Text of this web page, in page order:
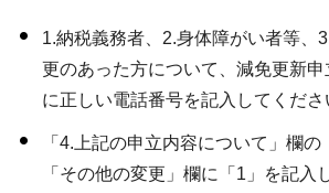
1.納税義務者、2.身体障がい者等、
更のあった方について、減免更新
に正しい電話番号を記入してくださ
「4.上記の申立内容について」欄
「その他の変更」欄に「1」を記入